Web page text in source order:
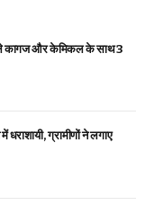
कागज और केमिकल के साथ 3
धराशायी, ग्रामीणों ने लगाए